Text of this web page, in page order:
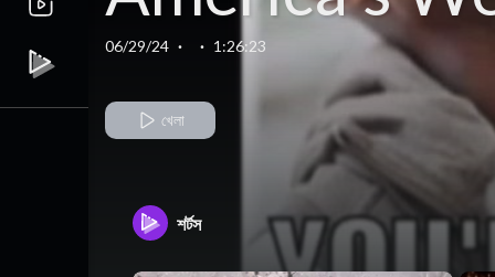
Dream
06/29/24 · · 1:26:23
খেলা
শর্টস